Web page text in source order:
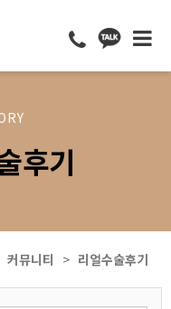
후기
커뮤니티 리얼수술후기